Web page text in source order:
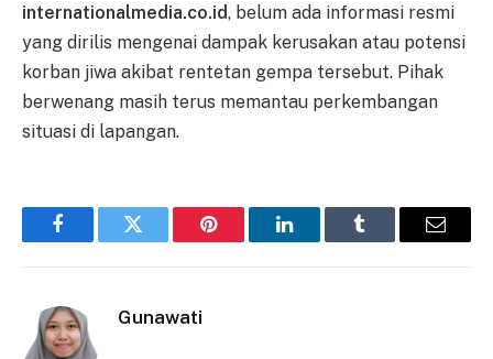
internationalmedia.co.id, belum ada informasi resmi
yang dirilis mengenai dampak kerusakan atau potensi
korban jiwa akibat rentetan gempa tersebut. Pihak
berwenang masih terus memantau perkembangan
situasi di lapangan.
FacebookTwitter Pinterest LinkedInTumblr Email
Gunawati